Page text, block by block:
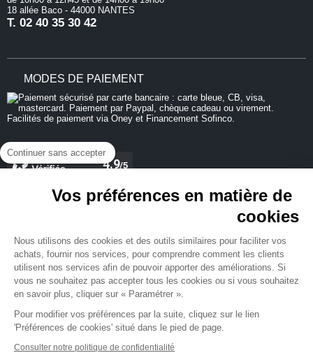
Continuer sans accepter
Vos préférences en matière de
cookies
Nous utilisons des cookies et des outils similaires pour faciliter vos
achats, fournir nos services, pour comprendre comment les clients
utilisent nos services afin de pouvoir apporter des améliorations. Si
vous ne souhaitez pas accepter tous les cookies ou si vous souhaitez
en savoir plus, cliquer sur « Paramétrer ».
Pour modifier vos préférences par la suite, cliquez sur le lien
'Préférences de cookies' situé dans le pied de page.
Consulter notre politique de confidentialité
18 allée Baco - 44000 NANTES
T. 02 40 35 30 42
MODES DE PAIEMENT
NEWSLETTER